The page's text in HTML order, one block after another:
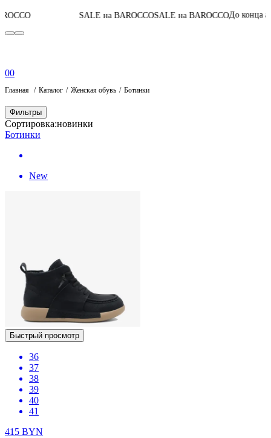
SALE на BAROCCOSALE на BAROCCOДо конца акции06:17:59
00
Главная Каталог Женская обувь Ботинки
Фильтры
Сортировка:новинки
Ботинки
New
Быстрый просмотр
36
37
38
39
40
41
415 BYN